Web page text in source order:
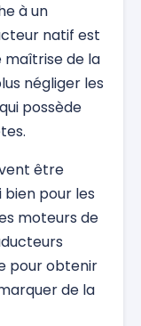
à un
natif est
maîtrise de la
négliger les
possède
être
pour les
moteurs de
pour obtenir
de la